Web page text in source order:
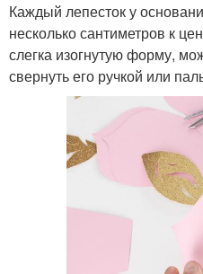
Каждый лепесток у
несколько сантиметров к
слегка изогнутую форму,
свернуть его ручкой или